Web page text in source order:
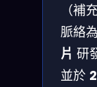
（補
脈絡
片 研
並於